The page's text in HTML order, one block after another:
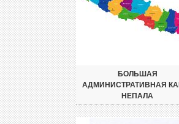
БОЛЬШАЯ
АДМИНИСТРАТИВНАЯ
НЕПАЛА